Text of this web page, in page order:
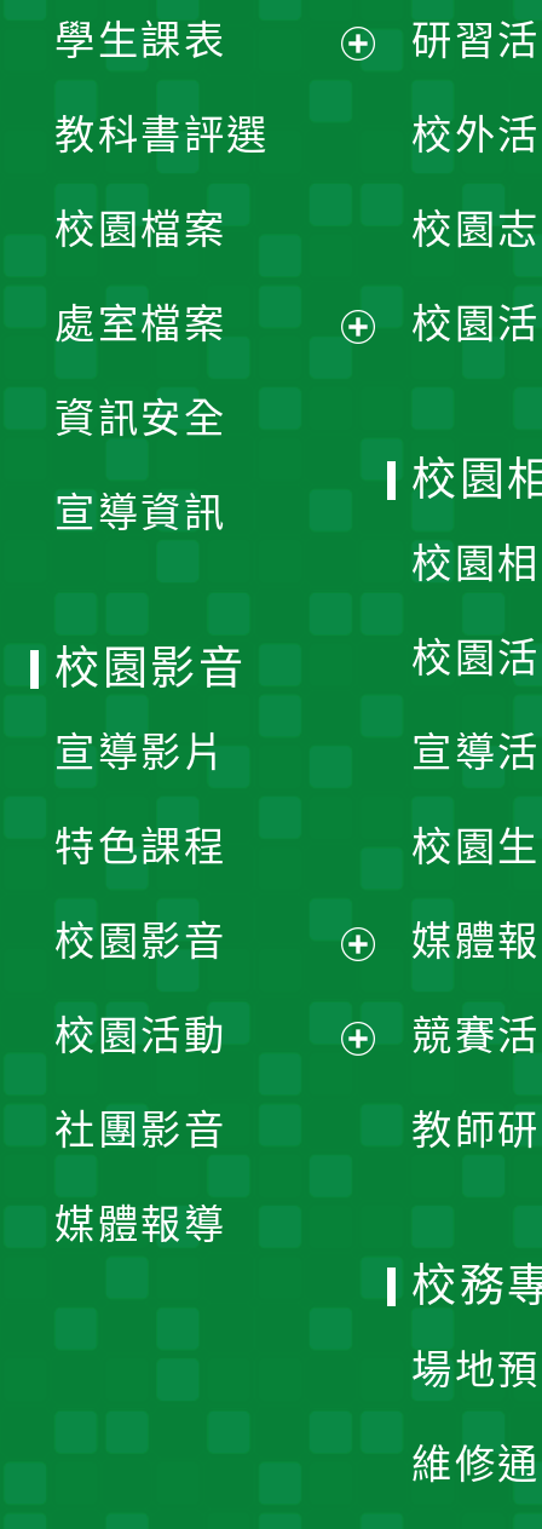
學生課表
單
教科書評選
校園檔案
處室檔案
資訊安全
宣導資訊
研習
校外
校園
校園
校園
校園
校園
宣導
校園
媒體
競賽
教師
校園影音
宣導影片
特色課程
校園影音
開
校園活動
社團影音
媒體報導
校務
場地
維修